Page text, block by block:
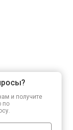
и получите
по